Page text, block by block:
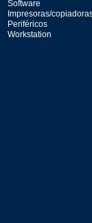
Software
Impresoras/
Periféricos
Workstation